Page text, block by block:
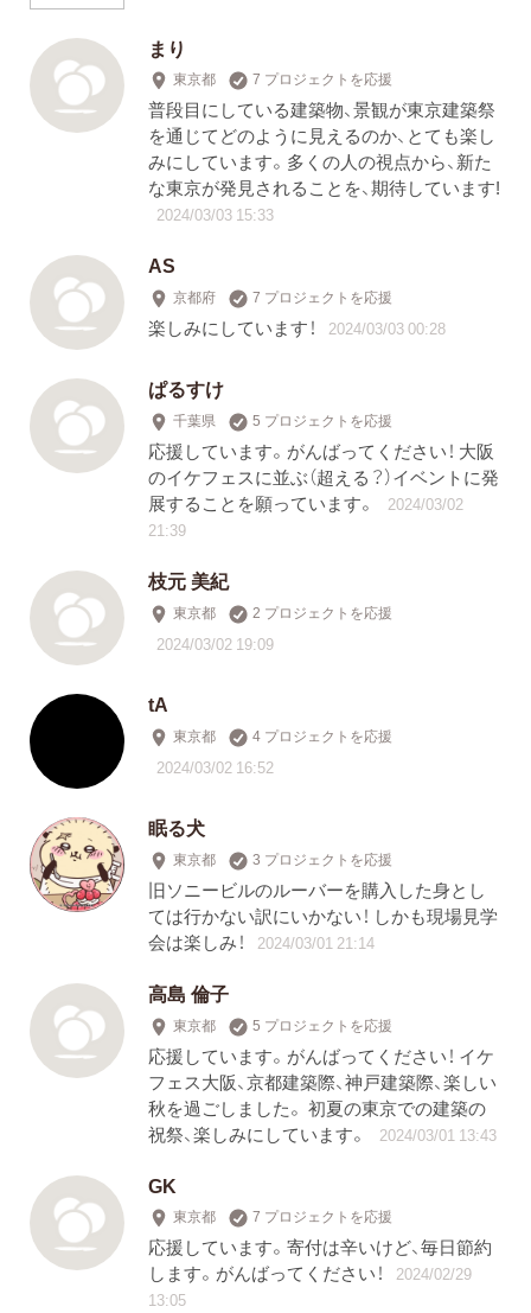
まり
東京都 7 プロジェクトを応援
普段目にしている建築物、景観が東京建築祭
を通じてどのように見えるのか、とても楽し
みにしています。多くの人の視点から、新た
な東京が発見されることを、期待しています!
2024/03/03 15:33
AS
京都府 7 プロジェクトを応援
楽しみにしています！ 2024/03/03 00:28
ぱるすけ
千葉県 5 プロジェクトを応援
応援しています。がんばってください！ 大阪
のイケフェスに並ぶ（超える？）イベントに発
展することを願っています。
2024/03/02
21:39
枝元 美紀
東京都 2 プロジェクトを応援
2024/03/02 19:09
tA
東京都 4 プロジェクトを応援
2024/03/02 16:52
眠る犬
東京都 3 プロジェクトを応援
旧ソニービルのルーバーを購入した身とし
ては行かない訳にいかない！ しかも現場見学
会は楽しみ！
2024/03/01 21:14
高島 倫子
東京都 5 プロジェクトを応援
応援しています。がんばってください！ イケ
フェス大阪、京都建築際、神戸建築際、楽しい
秋を過ごしました。 初夏の東京での建築の
祝祭、楽しみにしています。
2024/03/01 13:43
GK
東京都 7 プロジェクトを応援
応援しています。寄付は辛いけど、毎日節約
します。がんばってください！
2024/02/29
13:05